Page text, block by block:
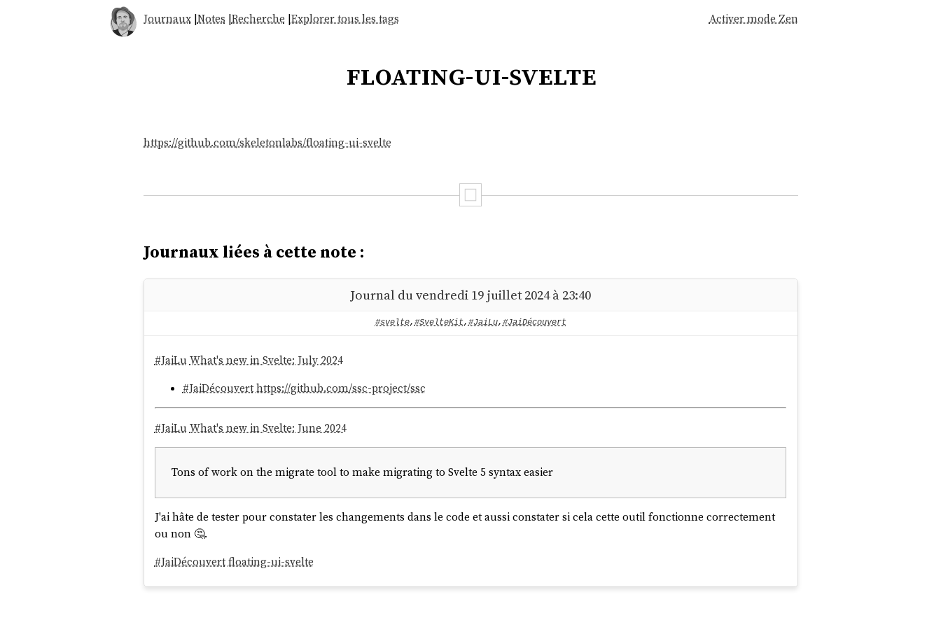
Journaux|Notes |Recherche |Explorer tous les tags Activer mode Zen
floating-ui-svelte
https://github.com/skeletonlabs/floating-ui-svelte
Journaux liées à cette note :
Journal du vendredi 19 juillet 2024 à 23:40
#svelte, #SvelteKit, #JaiLu,#JaiDécouvert
#JaiLu What's new in Svelte: July 2024
#JaiDécouverthttps://github.com/ssc-project/ssc
#JaiLu What's new in Svelte: June 2024
Tons of work on the migrate tool to make migrating to Svelte 5 syntax easier
J'ai hâte de tester pour constater les changements dans le code et aussi constater si cela cette outil fonctionne correctement
ou non 🤔.
#JaiDécouvertfloating-ui-svelte